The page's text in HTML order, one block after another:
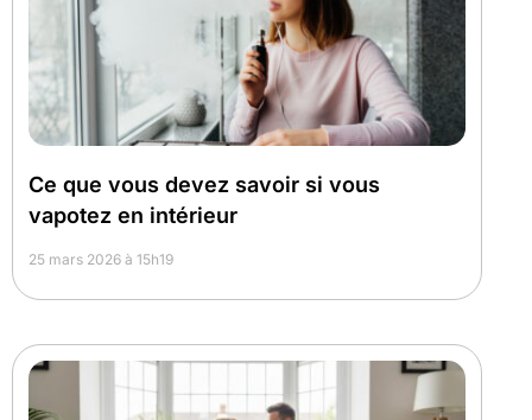
Ce que vous devez savoir si vous
vapotez en intérieur
25 mars 2026 à 15h19